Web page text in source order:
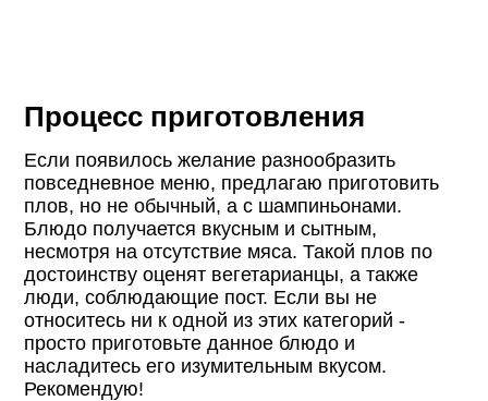
Процесс приготовления
Если появилось желание разнообразить
повседневное меню, предлагаю приготовить
плов, но не обычный, а с шампиньонами.
Блюдо получается вкусным и сытным,
несмотря на отсутствие мяса. Такой плов по
достоинству оценят вегетарианцы, а также
люди, соблюдающие пост. Если вы не
относитесь ни к одной из этих категорий -
просто приготовьте данное блюдо и
насладитесь его изумительным вкусом.
Рекомендую!